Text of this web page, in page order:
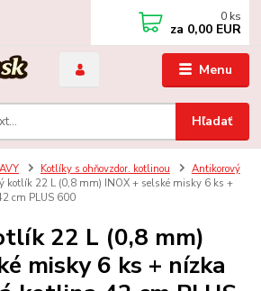
Menu
Hľadať
0 ks
za 0,00 EUR
Kotlíky s ohňovzdor. kotlinou
Antikorový
kotlík 22 L (0,8 mm) INOX + selské misky 6 ks +
cm PLUS 600
22 L (0,8 mm)
misky 6 ks + nízka